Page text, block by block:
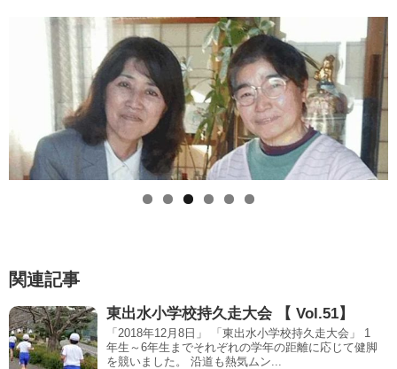
関連記事
東出水小学校持久走大会 【 Vol.51】
「2018年12月8日」 「東出水小学校持久走大会」 1
年生～6年生までそれぞれの学年の距離に応じて健脚
を競いました。 沿道も熱気ムン...